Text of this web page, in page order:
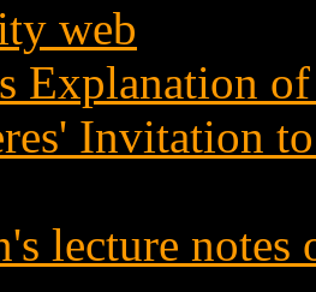
web
Explanation
Invitation
lecture notes